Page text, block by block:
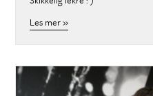
Les mer »